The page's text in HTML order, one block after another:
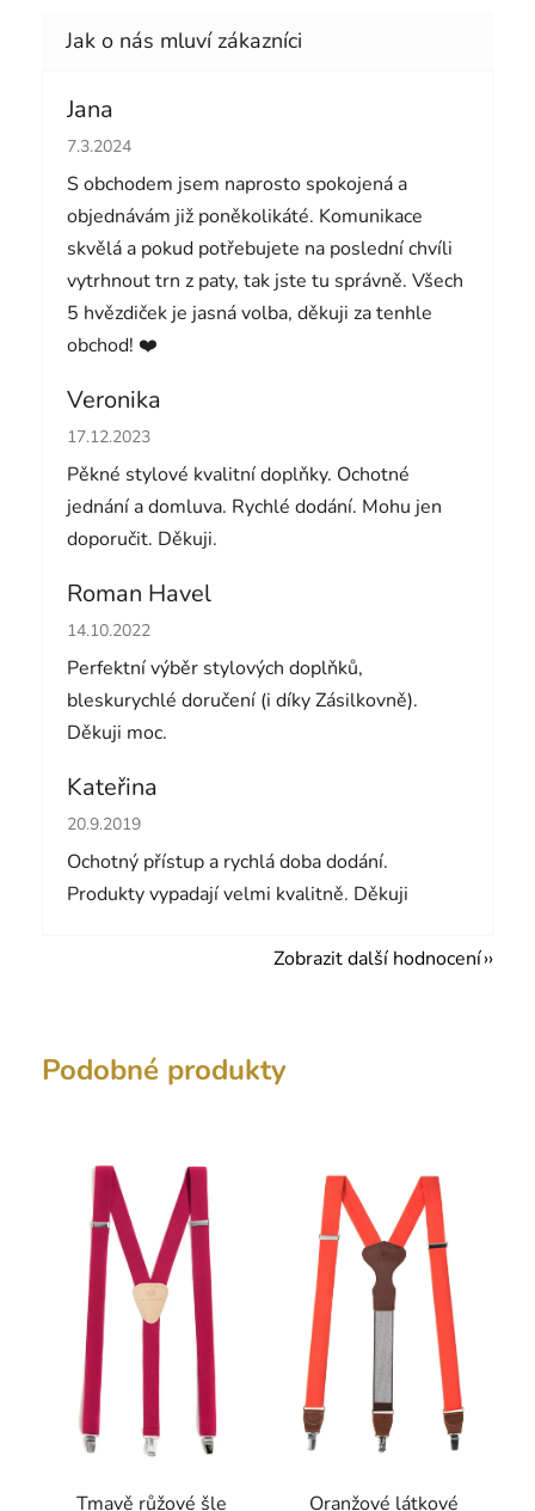
Jana
Hodnocení obchodu je 5 z 5 hvězdiček.
7.3.2024
S obchodem jsem naprosto spokojená a
objednávám již poněkolikáté. Komunikace
skvělá a pokud potřebujete na poslední chvíli
vytrhnout trn z paty, tak jste tu správně. Všech
5 hvězdiček je jasná volba, děkuji za tenhle
obchod! ❤️
Veronika
Hodnocení obchodu je 5 z 5 hvězdiček.
17.12.2023
Pěkné stylové kvalitní doplňky. Ochotné
jednání a domluva. Rychlé dodání. Mohu jen
doporučit. Děkuji.
Roman Havel
Hodnocení obchodu je 5 z 5 hvězdiček.
14.10.2022
Perfektní výběr stylových doplňků,
bleskurychlé doručení (i díky Zásilkovně).
Děkuji moc.
Kateřina
Hodnocení obchodu je 5 z 5 hvězdiček.
20.9.2019
Ochotný přístup a rychlá doba dodání.
Produkty vypadají velmi kvalitně. Děkuji
Zobrazit další hodnocení
Podobné produkty
Tmavě růžové šle Oranžové látkové